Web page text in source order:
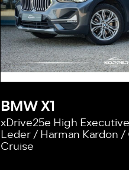
BMW X1
xDrive25e High
Leder / Harman Kardon
Cruise